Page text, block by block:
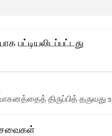
பட்டியலிடப்பட்டது
திருப்பித் தருவது